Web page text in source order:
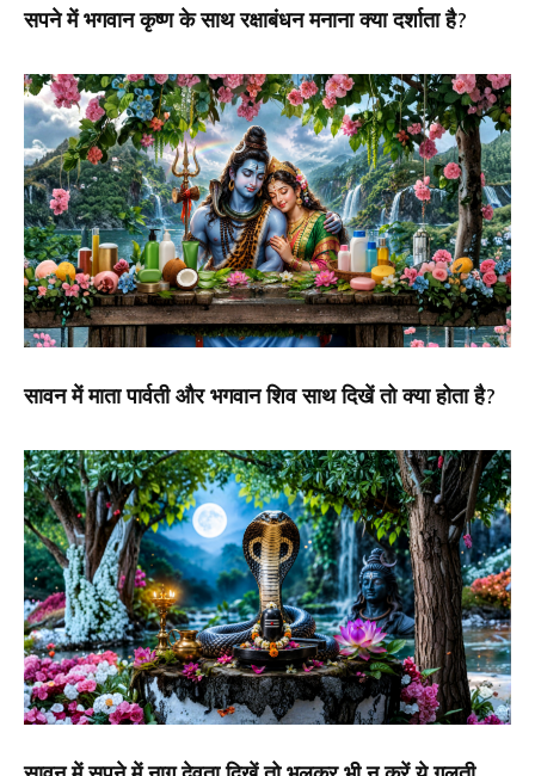
सपने में भगवान कृष्ण के साथ रक्षाबंधन मनाना क्या दर्शाता है?
सावन में माता पार्वती और भगवान शिव साथ दिखें तो क्या होता है?